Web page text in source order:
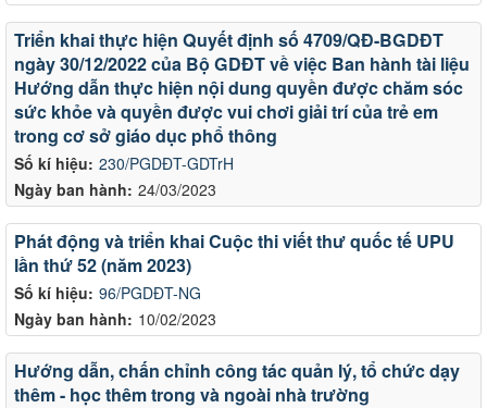
Số kí hiệu: 230/PGDĐT-GDTrH
Ngày ban hành: 24/03/2023
Triển khai thực hiện Quyết định số 4709/QĐ-BGDĐT
ngày 30/12/2022 của Bộ GDĐT về việc Ban hành tài liệu
Hướng dẫn thực hiện nội dung quyền được chăm sóc
sức khỏe và quyền được vui chơi giải trí của trẻ em
trong cơ sở giáo dục phổ thông
Số kí hiệu: 96/PGDĐT-NG
Ngày ban hành: 10/02/2023
Phát động và triển khai Cuộc thi viết thư quốc tế UPU
lần thứ 52 (năm 2023)
Hướng dẫn, chấn chỉnh công tác quản lý, tổ chức dạy
thêm - học thêm trong và ngoài nhà trường